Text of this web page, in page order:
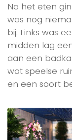
Na het eten
was nog
bij. Links was
midden lag
aan een
wat speelse
en een soort